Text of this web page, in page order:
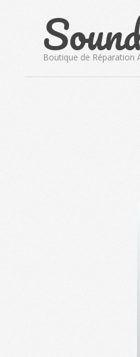
Boutique de Réparation